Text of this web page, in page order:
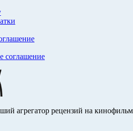
соглашение
агрегатор рецензий на